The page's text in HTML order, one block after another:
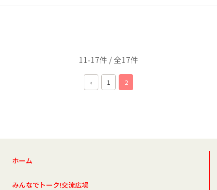
11-17件 / 全17件
‹ 1 2
ホーム
みんなでトーク!交流広場